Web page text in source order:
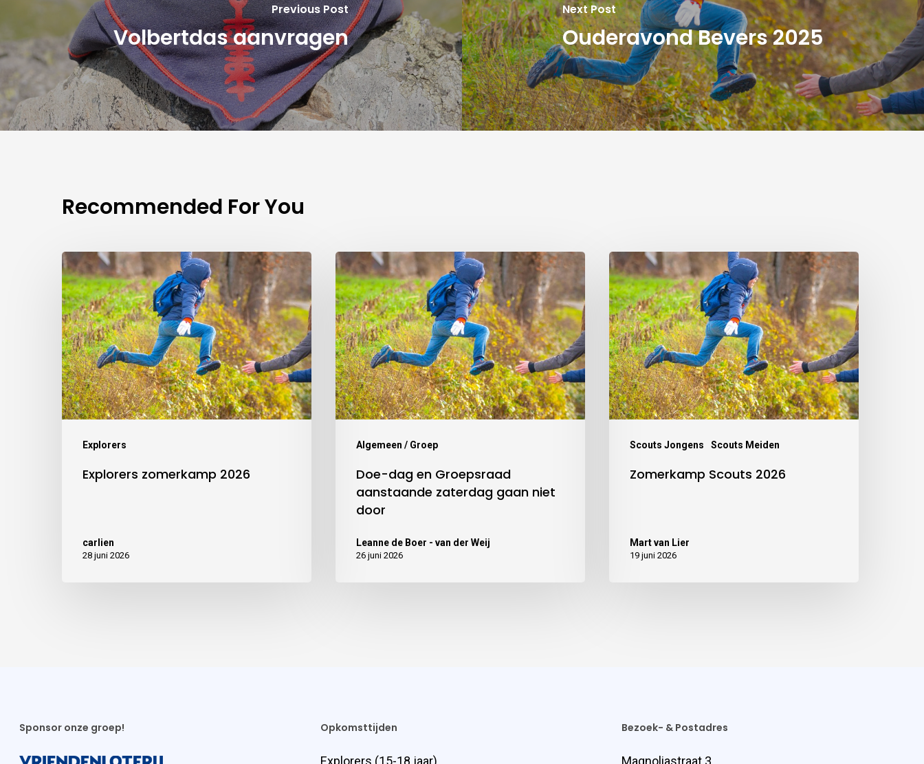
Previous Post
Volbertdas aanvragen
Next Post
Ouderavond Bevers 2025
Recommended For You
Explorers
Explorers zomerkamp 2026
carlien
28 juni 2026
Algemeen / Groep
Doe-dag en Groepsraad
aanstaande zaterdag gaan niet
door
Leanne de Boer - van der Weij
26 juni 2026
Scouts Jongens Scouts Meiden
Zomerkamp Scouts 2026
Mart van Lier
19 juni 2026
Sponsor onze groep! Opkomsttijden
Explorers (15-18 jaar)
Bezoek- & Postadres
Magnoliastraat 3